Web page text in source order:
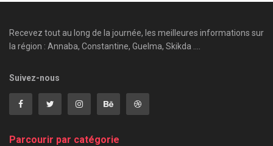
Recevez tout au long de la journée, les meilleures informations sur
la région : Annaba, Constantine, Guelma, Skikda ....
Suivez-nous
Parcourir par catégorie